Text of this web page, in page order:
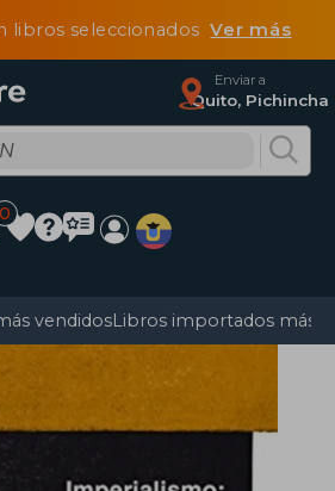
libros seleccionadosVer más
Enviar a
Quito, Pichincha
0
vendidosLibros importados más